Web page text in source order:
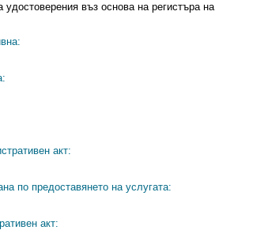
въз основа на регистъра на
акт:
по предоставянето на услугата:
акт: